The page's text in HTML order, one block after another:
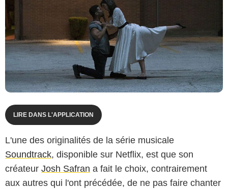
LIRE DANS L'APPLICATION
L'une des originalités de la série musicale
Soundtrack, disponible sur Netflix, est que son
créateur Josh Safran a fait le choix, contrairement
aux autres qui l'ont précédée, de ne pas faire chanter